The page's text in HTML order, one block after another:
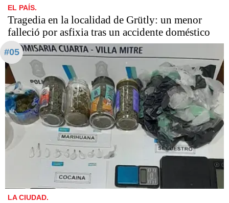
EL PAÍS.
Tragedia en la localidad de Grütly: un menor
falleció por asfixia tras un accidente doméstico
#05
LA CIUDAD.